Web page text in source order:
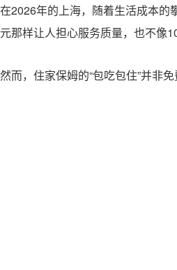
在2026年的上海，随着生活成本的
元那样让人担心服务质量，也不像
然而，住家保姆的“包吃包住”并非